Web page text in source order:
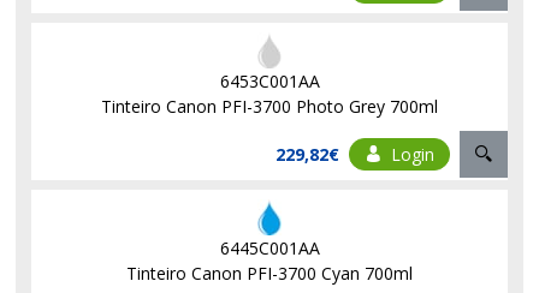
6453C001AA
Tinteiro Canon PFI-3700 Photo Grey 700ml
229,82€ Login
6445C001AA
Tinteiro Canon PFI-3700 Cyan 700ml